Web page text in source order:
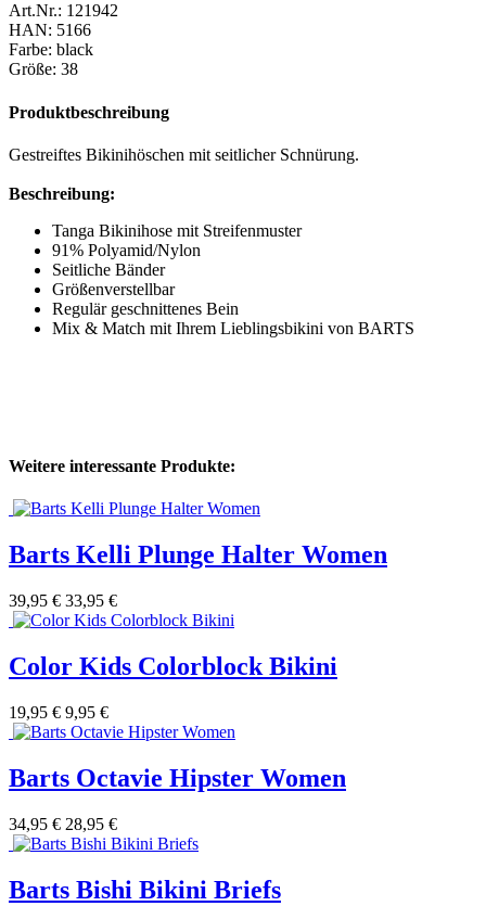
Art.Nr.: 121942
HAN: 5166
Farbe: black
Größe: 38
Produktbeschreibung
Gestreiftes Bikinihöschen mit seitlicher Schnürung.
Beschreibung:
Tanga Bikinihose mit Streifenmuster
91% Polyamid/Nylon
Seitliche Bänder
Größenverstellbar
Regulär geschnittenes Bein
Mix & Match mit Ihrem Lieblingsbikini von BARTS
Weitere interessante Produkte:
Barts Kelli Plunge Halter Women
39,95 € 33,95 €
Color Kids Colorblock Bikini
19,95 € 9,95 €
Barts Octavie Hipster Women
34,95 € 28,95 €
Barts Bishi Bikini Briefs